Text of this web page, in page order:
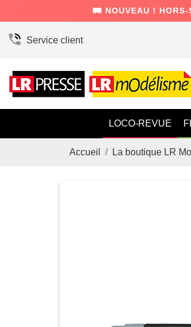
🛤️ NOUVEAU ! HORS-
Service client
LOCO-REVUE
Accueil La boutique LR